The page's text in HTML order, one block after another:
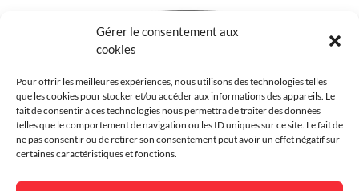
Gérer le consentement aux
cookies
Pour offrir les meilleures expériences, nous utilisons des technologies telles
que les cookies pour stocker et/ou accéder aux informations des appareils. Le
fait de consentir à ces technologies nous permettra de traiter des données
telles que le comportement de navigation ou les ID uniques sur ce site. Le fait de
ne pas consentir ou de retirer son consentement peut avoir un effet négatif sur
certaines caractéristiques et fonctions.
Environnement
Finition Laqué
Garantie 1 an
Dimensions
Dimensions : l 250 x Ht 350 x
prof. 85 mm (contenance : 3